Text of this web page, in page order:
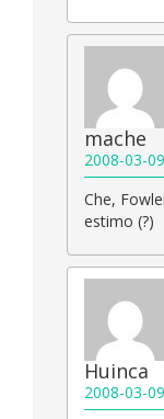
mache
2008-03-
Che,
estimo (?)
Huinca
2008-03-